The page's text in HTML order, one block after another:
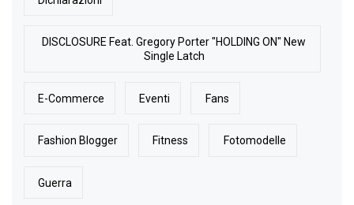
DISCLOSURE Feat. Gregory Porter "HOLDING ON" New
Single Latch
E-Commerce Eventi Fans
Fashion Blogger Fitness Fotomodelle
Guerra